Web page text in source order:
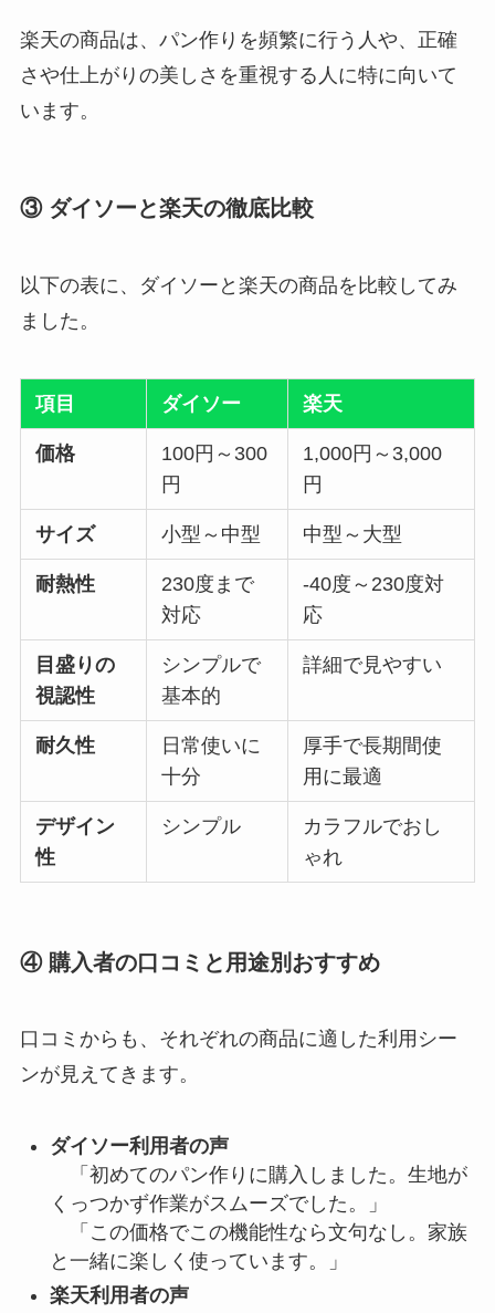
楽天の商品は、パン作りを頻繁に行う人や、正確
さや仕上がりの美しさを重視する人に特に向いて
います。
③ ダイソーと楽天の徹底比較
以下の表に、ダイソーと楽天の商品を比較してみ
ました。
項目 ダイソー 楽天
価格
100円～300
円
1,000円～3,000
円
サイズ 小型～中型 中型～大型
耐熱性
230度まで
対応
-40度～230度対
応
目盛りの
視認性
シンプルで
基本的
詳細で見やすい
耐久性
日常使いに
十分
厚手で長期間使
用に最適
デザイン
性
シンプル
カラフルでおし
ゃれ
④ 購入者の口コミと用途別おすすめ
口コミからも、それぞれの商品に適した利用シー
ンが見えてきます。
ダイソー利用者の声
「初めてのパン作りに購入しました。生地が
くっつかず作業がスムーズでした。」
「この価格でこの機能性なら文句なし。家族
と一緒に楽しく使っています。」
楽天利用者の声